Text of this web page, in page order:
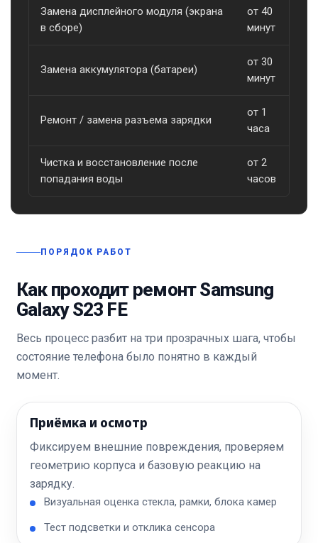
Замена дисплейного модуля (экрана
в сборе)
от 40
минут
Замена аккумулятора (батареи)
от 30
минут
Ремонт / замена разъема зарядки
от 1
часа
Чистка и восстановление после
попадания воды
от 2
часов
ПОРЯДОК РАБОТ
Как проходит ремонт Samsung
Galaxy S23 FE
Весь процесс разбит на три прозрачных шага, чтобы
состояние телефона было понятно в каждый
момент.
Приёмка и осмотр
Фиксируем внешние повреждения, проверяем
геометрию корпуса и базовую реакцию на
зарядку.
Визуальная оценка стекла, рамки, блока камер
Тест подсветки и отклика сенсора